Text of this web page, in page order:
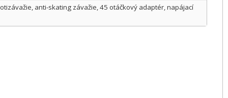
anti-skating závažie, 45 otáčkový adaptér, napájací